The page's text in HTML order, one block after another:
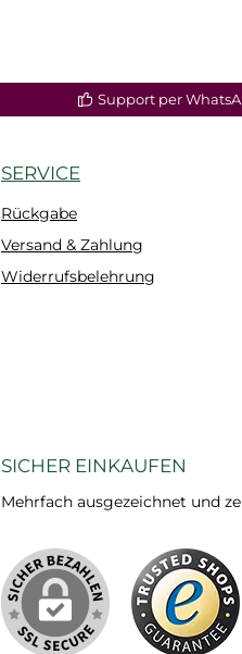
Support per
SERVICE
Rückgabe
Versand & Zahlung
Widerrufsbelehrung
SICHER EINKAUFEN
Mehrfach ausgezeichnet und